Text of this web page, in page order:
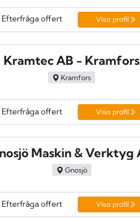
Efterfråga offert Visa profil
Kramtec AB - Kramfors
Kramfors
Efterfråga offert Visa profil
Gnosjö
Efterfråga offert Visa profil